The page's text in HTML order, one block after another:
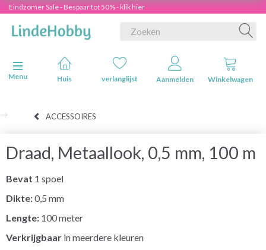
Eindzomer Sale - Bespaar tot 50% - klik hier
Navigatie in-/uitschakelen
Menu
Huis verlanglijst Aanmelden Winkelwagen
ACCESSOIRES
Draad, Metaallook, 0,5 mm, 100 m
Bevat 1 spoel
Dikte:0,5 mm
Lengte: 100 meter
Verkrijgbaar in meerdere kleuren